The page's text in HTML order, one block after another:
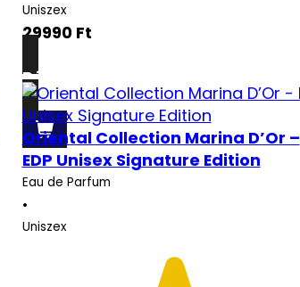
Uniszex
29990 Ft
Részletek
Oriental Collection Marina D’Or –
EDP Unisex Signature Edition
Eau de Parfum
•
Uniszex